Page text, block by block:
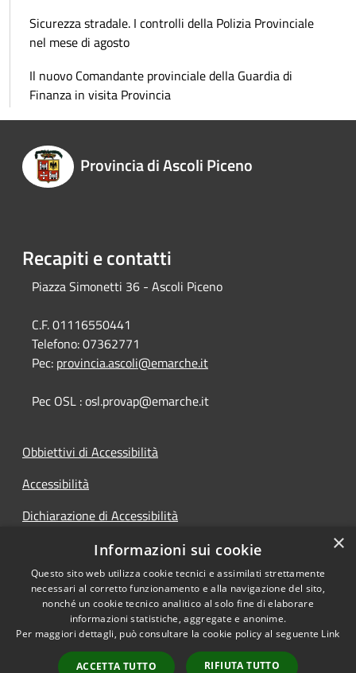
Sicurezza stradale. I controlli della Polizia Provinciale
nel mese di agosto
Il nuovo Comandante provinciale della Guardia di
Finanza in visita Provincia
Provincia di Ascoli Piceno
Recapiti e contatti
Piazza Simonetti 36 - Ascoli Piceno
C.F. 01116550441
Telefono:07362771
Pec: provincia.ascoli@emarche.it
Pec OSL : osl.provap@emarche.it
Obbiettivi di Accessibilità
Accessibilità
Dichiarazione di Accessibilità
Accesso Civico
Accessibilità
Copyright © 2026 • Provincia di
Ascoli Piceno • Powered by
Municipium•
Accesso
×
Informazioni sui cookie
Questo sito web utilizza cookie tecnici e assimilati strettamente
necessari al corretto funzionamento e alla navigazione del sito,
nonché un cookie tecnico analitico al solo fine di elaborare
informazioni statistiche, aggregate e anonime.
Per maggiori dettagli, può consultare la cookie policy al seguente Link
ACCETTA TUTTO RIFIUTA TUTTO